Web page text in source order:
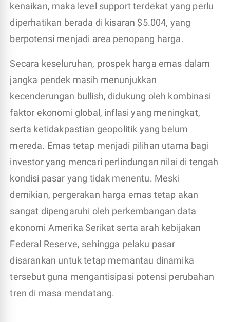
kenaikan, maka level support terdekat yang perlu
diperhatikan berada di kisaran $5.004, yang
berpotensi menjadi area penopang harga.
Secara keseluruhan, prospek harga emas dalam
jangka pendek masih menunjukkan
kecenderungan bullish, didukung oleh kombinasi
faktor ekonomi global, inflasi yang meningkat,
serta ketidakpastian geopolitik yang belum
mereda. Emas tetap menjadi pilihan utama bagi
investor yang mencari perlindungan nilai di tengah
kondisi pasar yang tidak menentu. Meski
demikian, pergerakan harga emas tetap akan
sangat dipengaruhi oleh perkembangan data
ekonomi Amerika Serikat serta arah kebijakan
Federal Reserve, sehingga pelaku pasar
disarankan untuk tetap memantau dinamika
tersebut guna mengantisipasi potensi perubahan
tren di masa mendatang.